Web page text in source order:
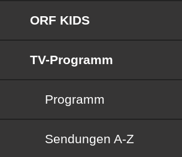
ORF KIDS
TV-Programm
Programm
Sendungen von A bis Z
Sendungen A-Z